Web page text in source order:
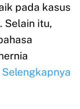
pada kasus
Selain itu,
Selengkapnya